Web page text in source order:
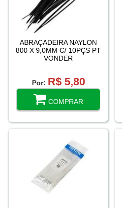
ABRAÇADEIRA NAYLON
800 X 9,0MM C/ 10PÇS PT
VONDER
Por: R$ 5,80
COMPRAR